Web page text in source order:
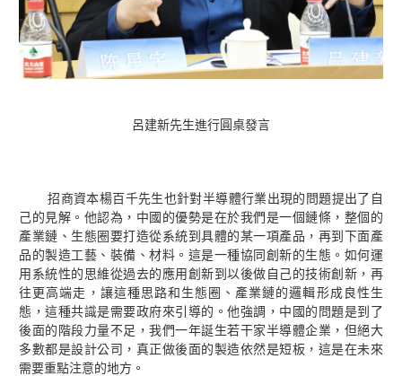
呂建新先生進行圓桌發言
招商資本楊百千先生也針對半導體行業出現的問題提出了自
己的見解。他認為，中國的優勢是在於我們是一個鏈條，整個的
產業鏈、生態圈要打造從系統到具體的某一項產品，再到下面產
品的製造工藝、裝備、材料。這是一種協同創新的生態。如何運
用系統性的思維從過去的應用創新到以後做自己的技術創新，再
往更高端走，讓這種思路和生態圈、產業鏈的邏輯形成良性生
態，這種共識是需要政府來引導的。他強調，中國的問題是到了
後面的階段力量不足，我們一年誕生若干家半導體企業，但絕大
多數都是設計公司，真正做後面的製造依然是短板，這是在未來
需要重點注意的地方。